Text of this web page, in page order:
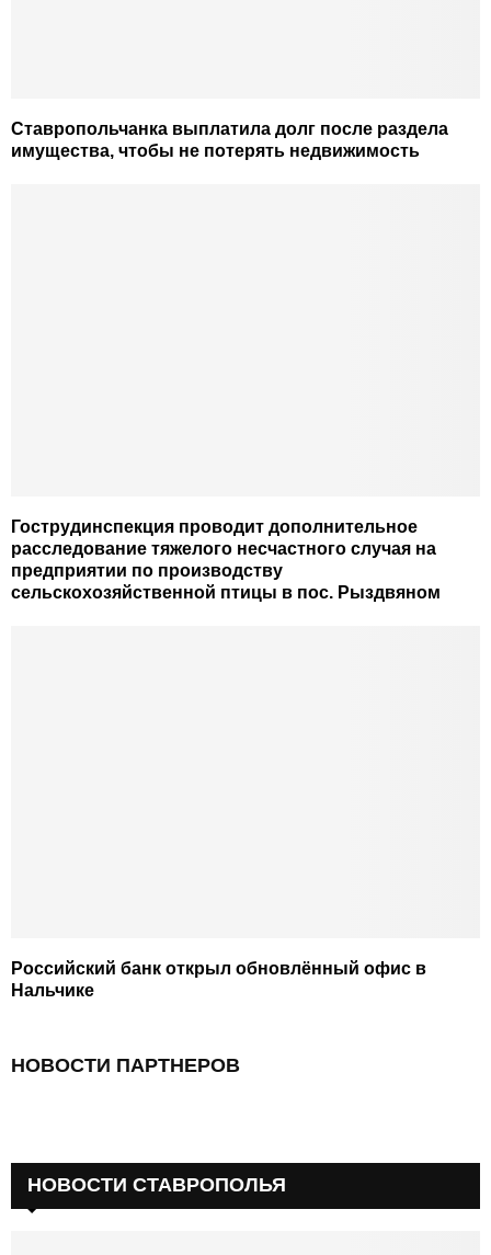
Ставропольчанка выплатила долг после раздела
имущества, чтобы не потерять недвижимость
Гострудинспекция проводит дополнительное
расследование тяжелого несчастного случая на
предприятии по производству
сельскохозяйственной птицы в пос. Рыздвяном
Российский банк открыл обновлённый офис в
Нальчике
НОВОСТИ ПАРТНЕРОВ
НОВОСТИ СТАВРОПОЛЬЯ